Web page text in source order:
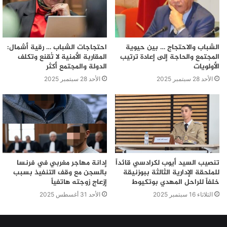
يودع ملف التشريح بمكتب الضبط لمجلس إقليم بنسليمان
بمقر عمالة إقليم بنسليمان في أظرفة مغلقة ومختومة تحمل
تعريف الجمعية/التعاونية والورش المستهدف، وذلك من يوم
الاثنين 09 ماي 2022 إلى غاية يوم الاثنين 23 ماي 2022 على
الساعة الرابعة والنصف بعد الزوال.
الشباب والاحتجاج … بين حيوية
المجتمع والحاجة إلى إعادة ترتيب
الأولويات
الأحد 28 سبتمبر 2025
احتجاجات الشباب … رقية أشمال:
المقاربة الأمنية لا تُقنع وتكلف
الدولة والمجتمع أكثر
الأحد 28 سبتمبر 2025
تنصيب السيد أيوب لكرادسي قائداً
للملحقة الإدارية الثالثة ببوزنيقة
خلفاً للراحل المهدي بوتكيوط
الثلاثاء 16 سبتمبر 2025
إدانة مهاجر مغربي في فرنسا
بالسجن مع وقف التنفيذ بسبب
إزعاج زوجته هاتفياً
الأحد 31 أغسطس 2025